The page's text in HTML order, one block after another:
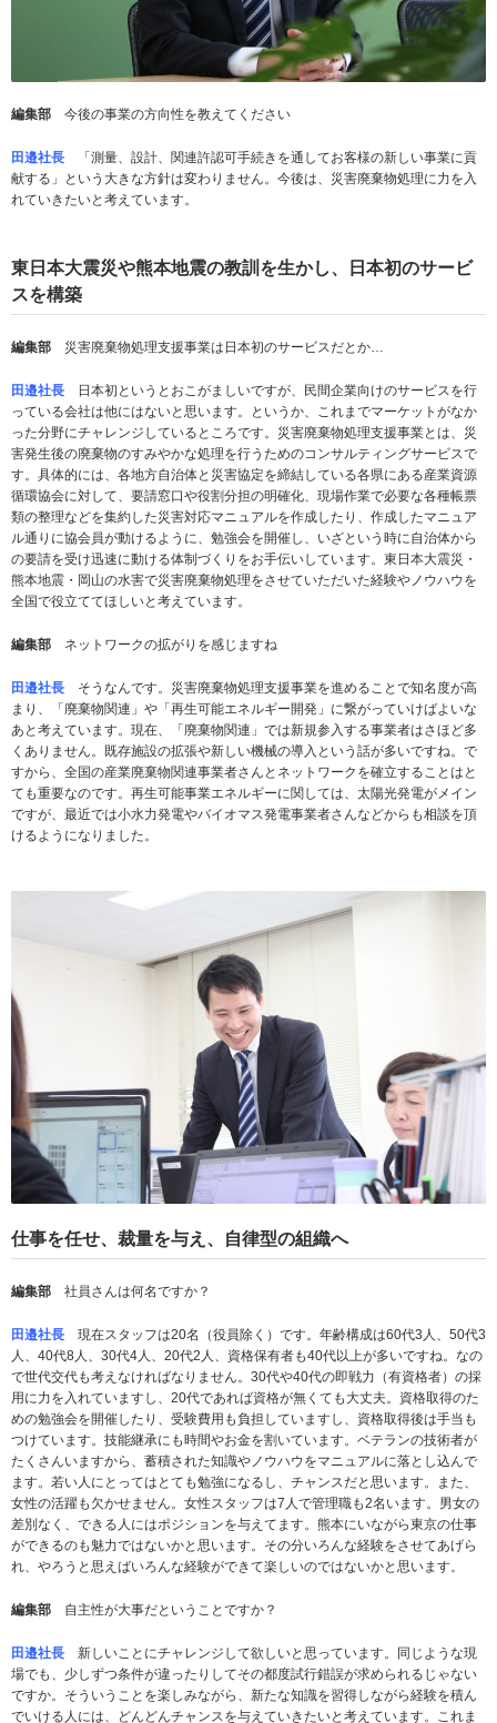
編集部 今後の事業の方向性を教えてください
田邉社長
「測量、設計、関連許認可手続きを通してお客様の新しい事業に貢
献する」という大きな方針は変わりません。今後は、災害廃棄物処理に力を入
れていきたいと考えています。
東日本大震災や熊本地震の教訓を生かし、日本初のサービ
スを構築
編集部 災害廃棄物処理支援事業は日本初のサービスだとか…
田邉社長
日本初というとおこがましいですが、民間企業向けのサービスを行
っている会社は他にはないと思います。というか、これまでマーケットがなか
った分野にチャレンジしているところです。災害廃棄物処理支援事業とは、災
害発生後の廃棄物のすみやかな処理を行うためのコンサルティングサービスで
す。具体的には、各地方自治体と災害協定を締結している各県にある産業資源
循環協会に対して、要請窓口や役割分担の明確化、現場作業で必要な各種帳票
類の整理などを集約した災害対応マニュアルを作成したり、作成したマニュア
ル通りに協会員が動けるように、勉強会を開催し、いざという時に自治体から
の要請を受け迅速に動ける体制づくりをお手伝いしています。東日本大震災・
熊本地震・岡山の水害で災害廃棄物処理をさせていただいた経験やノウハウを
全国で役立ててほしいと考えています。
編集部 ネットワークの拡がりを感じますね
田邉社長
そうなんです。災害廃棄物処理支援事業を進めることで知名度が高
まり、「廃棄物関連」や「再生可能エネルギー開発」に繋がっていけばよいな
あと考えています。現在、「廃棄物関連」では新規参入する事業者はさほど多
くありません。既存施設の拡張や新しい機械の導入という話が多いですね。で
すから、全国の産業廃棄物関連事業者さんとネットワークを確立することはと
ても重要なのです。再生可能事業エネルギーに関しては、太陽光発電がメイン
ですが、最近では小水力発電やバイオマス発電事業者さんなどからも相談を頂
けるようになりました。
仕事を任せ、裁量を与え、自律型の組織へ
編集部 社員さんは何名ですか？
田邉社長
現在スタッフは20名（役員除く）です。年齢構成は60代3人、50代3
人、40代8人、30代4人、20代2人、資格保有者も40代以上が多いですね。なの
で世代交代も考えなければなりません。30代や40代の即戦力（有資格者）の採
用に力を入れていますし、20代であれば資格が無くても大丈夫。資格取得のた
めの勉強会を開催したり、受験費用も負担していますし、資格取得後は手当も
つけています。技能継承にも時間やお金を割いています。ベテランの技術者が
たくさんいますから、蓄積された知識やノウハウをマニュアルに落とし込んで
ます。若い人にとってはとても勉強になるし、チャンスだと思います。また、
女性の活躍も欠かせません。女性スタッフは7人で管理職も2名います。男女の
差別なく、できる人にはポジションを与えてます。熊本にいながら東京の仕事
ができるのも魅力ではないかと思います。その分いろんな経験をさせてあげら
れ、やろうと思えばいろんな経験ができて楽しいのではないかと思います。
編集部 自主性が大事だということですか？
田邉社長
新しいことにチャレンジして欲しいと思っています。同じような現
場でも、少しずつ条件が違ったりしてその都度試行錯誤が求められるじゃない
ですか。そういうことを楽しみながら、新たな知識を習得しながら経験を積ん
でいける人には、どんどんチャンスを与えていきたいと考えています。これま